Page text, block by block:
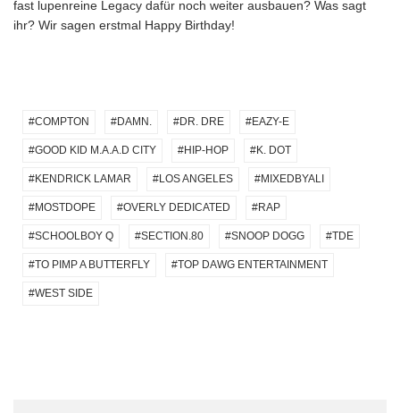
fast lupenreine Legacy dafür noch weiter ausbauen? Was sagt
ihr? Wir sagen erstmal Happy Birthday!
COMPTON DAMN. DR. DRE EAZY-E
GOOD KID M.A.A.D CITY HIP-HOP K. DOT
KENDRICK LAMAR LOS ANGELES MIXEDBYALI
MOSTDOPE OVERLY DEDICATED RAP
SCHOOLBOY Q SECTION.80 SNOOP DOGG TDE
TO PIMP A BUTTERFLY TOP DAWG ENTERTAINMENT
WEST SIDE